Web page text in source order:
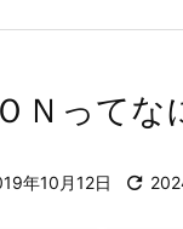
Ｎってな
年10月12日 